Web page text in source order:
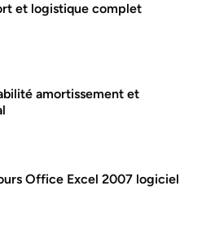
et logistique complet
amortissement et
Office Excel 2007 logiciel